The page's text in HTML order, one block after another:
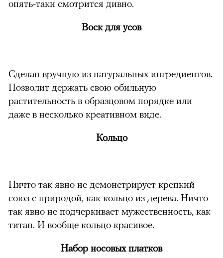
опять-таки смотрится дивно.
Воск для усов
Сделан вручную из натуральных ингредиентов.
Позволит держать свою обильную
растительность в образцовом порядке или
даже в несколько креативном виде.
Кольцо
Ничто так явно не демонстрирует крепкий
союз с природой, как кольцо из дерева. Ничто
так явно не подчеркивает мужественность, как
титан. И вообще кольцо красивое.
Набор носовых платков